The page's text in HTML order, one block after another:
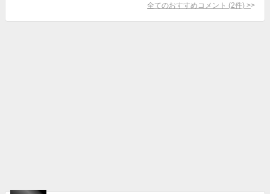
全てのおすすめコメント (2件) >